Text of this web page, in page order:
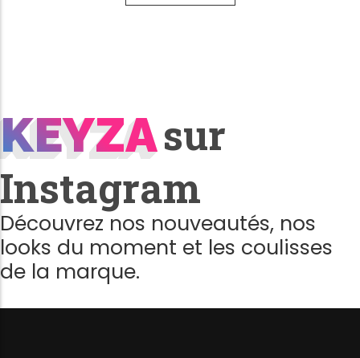
KEYZA
KEYZAsur
Instagram
Découvrez nos nouveautés, nos
looks du moment et les coulisses
de la marque.